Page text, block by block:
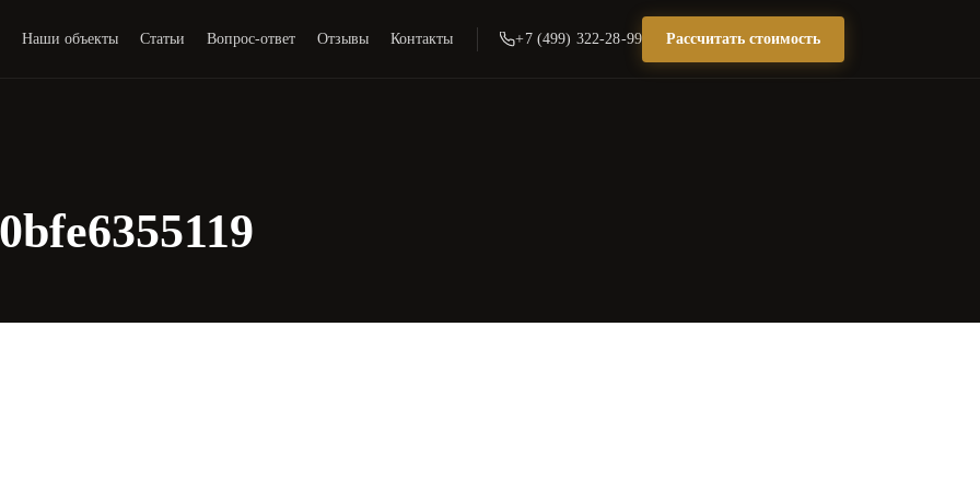
Наши объекты Статьи Вопрос-ответ Отзывы Контакты +7 (499) 322-28-99 Рассчитать стоимость